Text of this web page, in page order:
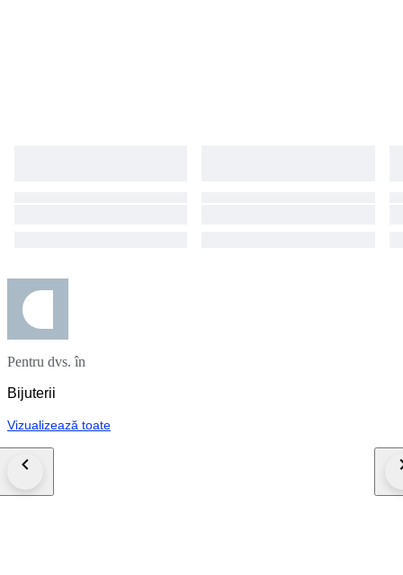
Pentru dvs. în
Bijuterii
Vizualizează toate